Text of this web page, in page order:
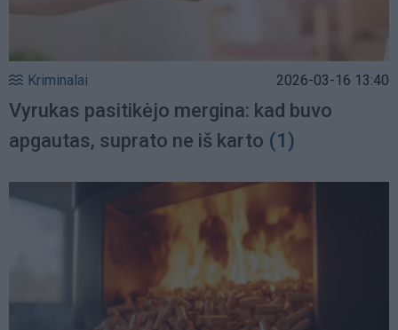
Kriminalai 2026-03-16 13:40
Vyrukas pasitikėjo mergina: kad buvo
apgautas, suprato ne iš karto (1)